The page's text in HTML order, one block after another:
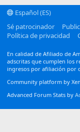
Español (ES)
Sé patrocinador
Política de privacidad
En calidad de Afiliado de
adscritas que cumplen los
ingresos por afiliación por
Community platform by
Advanced Forum Stats by